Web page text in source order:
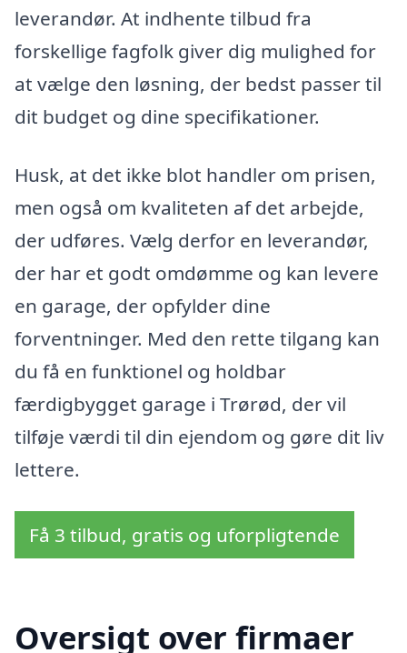
leverandør. At indhente tilbud fra
forskellige fagfolk giver dig mulighed for
at vælge den løsning, der bedst passer til
dit budget og dine specifikationer.
Husk, at det ikke blot handler om prisen,
men også om kvaliteten af det arbejde,
der udføres. Vælg derfor en leverandør,
der har et godt omdømme og kan levere
en garage, der opfylder dine
forventninger. Med den rette tilgang kan
du få en funktionel og holdbar
færdigbygget garage i Trørød, der vil
tilføje værdi til din ejendom og gøre dit liv
lettere.
Få 3 tilbud, gratis og uforpligtende
Oversigt over firmaer